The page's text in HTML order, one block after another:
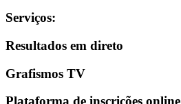
Serviços:
Resultados em direto
Grafismos TV